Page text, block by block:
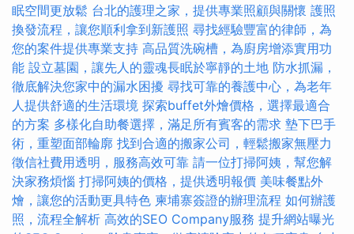
眠空間更放鬆 台北的護理之家，提供專業照顧與關懷 護照
換發流程，讓您順利拿到新護照 尋找經驗豐富的律師，為
您的案件提供專業支持 高品質洗碗槽，為廚房增添實用功
能 設立墓園，讓先人的靈魂長眠於寧靜的土地 防水抓漏，
徹底解決您家中的漏水困擾 尋找可靠的養護中心，為老年
人提供舒適的生活環境 探索buffet外燴價格，選擇最適合
的方案 多樣化自助餐選擇，滿足所有賓客的需求 墊下巴手
術，重塑面部輪廓 找到合適的搬家公司，輕鬆搬家無壓力
徵信社費用透明，服務高效可靠 請一位打掃阿姨，幫您解
決家務煩惱 打掃阿姨的價格，提供透明報價 美味餐點外
燴，讓您的活動更具特色 柬埔寨簽證的辦理流程 如何辦護
照，流程全解析 高效的SEO Company服務 提升網站曝光